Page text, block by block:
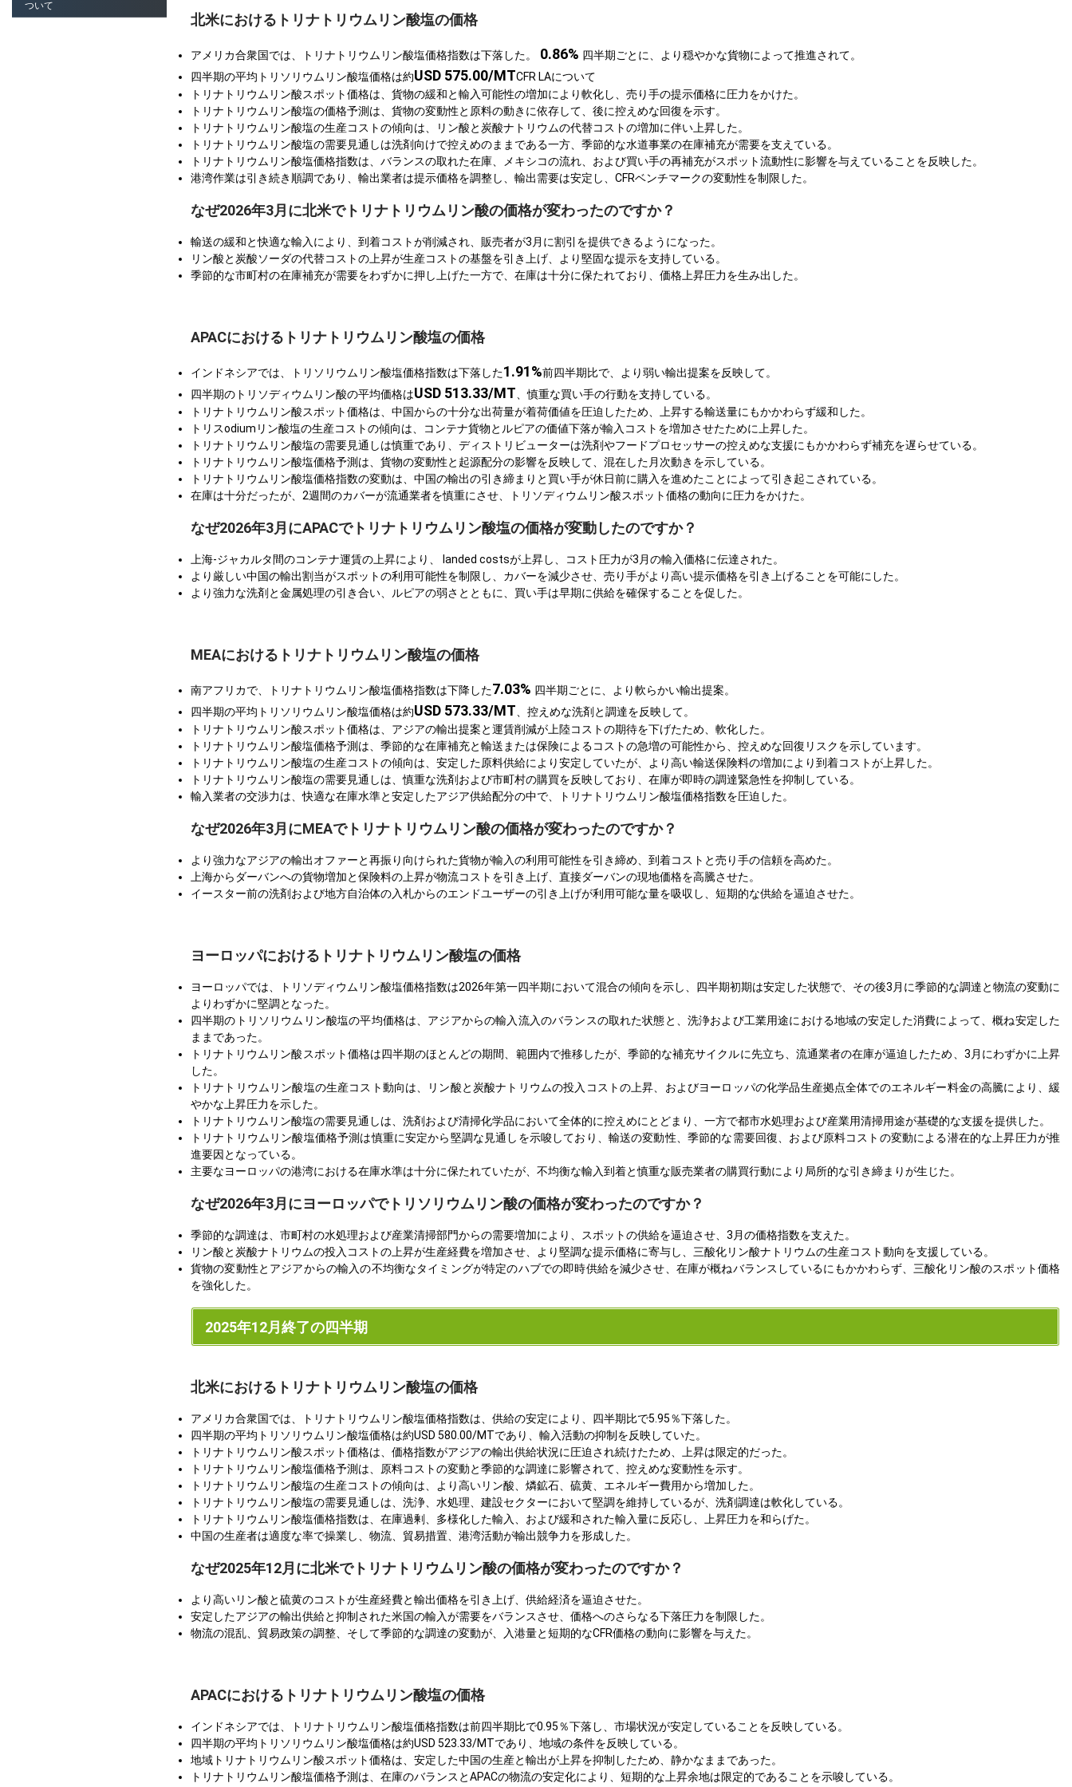
ついて
北米におけるトリナトリウムリン酸塩の価格
アメリカ合衆国では、トリナトリウムリン酸塩価格指数は下落した。 0.86% 四半期ごとに、より穏やかな貨物によって推進されて。
四半期の平均トリソリウムリン酸塩価格は約USD 575.00/MTCFR LAについて
トリナトリウムリン酸スポット価格は、貨物の緩和と輸入可能性の増加により軟化し、売り手の提示価格に圧力をかけた。
トリナトリウムリン酸塩の価格予測は、貨物の変動性と原料の動きに依存して、後に控えめな回復を示す。
トリナトリウムリン酸塩の生産コストの傾向は、リン酸と炭酸ナトリウムの代替コストの増加に伴い上昇した。
トリナトリウムリン酸塩の需要見通しは洗剤向けで控えめのままである一方、季節的な水道事業の在庫補充が需要を支えている。
トリナトリウムリン酸塩価格指数は、バランスの取れた在庫、メキシコの流れ、および買い手の再補充がスポット流動性に影響を与えていることを反映した。
港湾作業は引き続き順調であり、輸出業者は提示価格を調整し、輸出需要は安定し、CFRベンチマークの変動性を制限した。
なぜ2026年3月に北米でトリナトリウムリン酸の価格が変わったのですか？
輸送の緩和と快適な輸入により、到着コストが削減され、販売者が3月に割引を提供できるようになった。
リン酸と炭酸ソーダの代替コストの上昇が生産コストの基盤を引き上げ、より堅固な提示を支持している。
季節的な市町村の在庫補充が需要をわずかに押し上げた一方で、在庫は十分に保たれており、価格上昇圧力を生み出した。
APACにおけるトリナトリウムリン酸塩の価格
インドネシアでは、トリソリウムリン酸塩価格指数は下落した1.91%前四半期比で、より弱い輸出提案を反映して。
四半期のトリソディウムリン酸の平均価格はUSD 513.33/MT 、慎重な買い手の行動を支持している。
トリナトリウムリン酸スポット価格は、中国からの十分な出荷量が着荷価値を圧迫したため、上昇する輸送量にもかかわらず緩和した。
トリスodiumリン酸塩の生産コストの傾向は、コンテナ貨物とルピアの価値下落が輸入コストを増加させたために上昇した。
トリナトリウムリン酸塩の需要見通しは慎重であり、ディストリビューターは洗剤やフードプロセッサーの控えめな支援にもかかわらず補充を遅らせている。
トリナトリウムリン酸塩価格予測は、貨物の変動性と起源配分の影響を反映して、混在した月次動きを示している。
トリナトリウムリン酸塩価格指数の変動は、中国の輸出の引き締まりと買い手が休日前に購入を進めたことによって引き起こされている。
在庫は十分だったが、2週間のカバーが流通業者を慎重にさせ、トリソディウムリン酸スポット価格の動向に圧力をかけた。
なぜ2026年3月にAPACでトリナトリウムリン酸塩の価格が変動したのですか？
上海-ジャカルタ間のコンテナ運賃の上昇により、 landed costsが上昇し、コスト圧力が3月の輸入価格に伝達された。
より厳しい中国の輸出割当がスポットの利用可能性を制限し、カバーを減少させ、売り手がより高い提示価格を引き上げることを可能にした。
より強力な洗剤と金属処理の引き合い、ルピアの弱さとともに、買い手は早期に供給を確保することを促した。
MEAにおけるトリナトリウムリン酸塩の価格
南アフリカで、トリナトリウムリン酸塩価格指数は下降した7.03% 四半期ごとに、より軟らかい輸出提案。
四半期の平均トリソリウムリン酸塩価格は約USD 573.33/MT 、控えめな洗剤と調達を反映して。
トリナトリウムリン酸スポット価格は、アジアの輸出提案と運賃削減が上陸コストの期待を下げたため、軟化した。
トリナトリウムリン酸塩価格予測は、季節的な在庫補充と輸送または保険によるコストの急増の可能性から、控えめな回復リスクを示しています。
トリナトリウムリン酸塩の生産コストの傾向は、安定した原料供給により安定していたが、より高い輸送保険料の増加により到着コストが上昇した。
トリナトリウムリン酸塩の需要見通しは、慎重な洗剤および市町村の購買を反映しており、在庫が即時の調達緊急性を抑制している。
輸入業者の交渉力は、快適な在庫水準と安定したアジア供給配分の中で、トリナトリウムリン酸塩価格指数を圧迫した。
なぜ2026年3月にMEAでトリナトリウムリン酸の価格が変わったのですか？
より強力なアジアの輸出オファーと再振り向けられた貨物が輸入の利用可能性を引き締め、到着コストと売り手の信頼を高めた。
上海からダーバンへの貨物増加と保険料の上昇が物流コストを引き上げ、直接ダーバンの現地価格を高騰させた。
イースター前の洗剤および地方自治体の入札からのエンドユーザーの引き上げが利用可能な量を吸収し、短期的な供給を逼迫させた。
ヨーロッパにおけるトリナトリウムリン酸塩の価格
ヨーロッパでは、トリソディウムリン酸塩価格指数は2026年第一四半期において混合の傾向を示し、四半期初期は安定した状態で、その後3月に季節的な調達と物流の変動に
よりわずかに堅調となった。
四半期のトリソリウムリン酸塩の平均価格は、アジアからの輸入流入のバランスの取れた状態と、洗浄および工業用途における地域の安定した消費によって、概ね安定した
ままであった。
トリナトリウムリン酸スポット価格は四半期のほとんどの期間、範囲内で推移したが、季節的な補充サイクルに先立ち、流通業者の在庫が逼迫したため、3月にわずかに上昇
した。
トリナトリウムリン酸塩の生産コスト動向は、リン酸と炭酸ナトリウムの投入コストの上昇、およびヨーロッパの化学品生産拠点全体でのエネルギー料金の高騰により、緩
やかな上昇圧力を示した。
トリナトリウムリン酸塩の需要見通しは、洗剤および清掃化学品において全体的に控えめにとどまり、一方で都市水処理および産業用清掃用途が基礎的な支援を提供した。
トリナトリウムリン酸塩価格予測は慎重に安定から堅調な見通しを示唆しており、輸送の変動性、季節的な需要回復、および原料コストの変動による潜在的な上昇圧力が推
進要因となっている。
主要なヨーロッパの港湾における在庫水準は十分に保たれていたが、不均衡な輸入到着と慎重な販売業者の購買行動により局所的な引き締まりが生じた。
なぜ2026年3月にヨーロッパでトリソリウムリン酸の価格が変わったのですか？
季節的な調達は、市町村の水処理および産業清掃部門からの需要増加により、スポットの供給を逼迫させ、3月の価格指数を支えた。
リン酸と炭酸ナトリウムの投入コストの上昇が生産経費を増加させ、より堅調な提示価格に寄与し、三酸化リン酸ナトリウムの生産コスト動向を支援している。
貨物の変動性とアジアからの輸入の不均衡なタイミングが特定のハブでの即時供給を減少させ、在庫が概ねバランスしているにもかかわらず、三酸化リン酸のスポット価格
を強化した。
2025年12月終了の四半期
北米におけるトリナトリウムリン酸塩の価格
アメリカ合衆国では、トリナトリウムリン酸塩価格指数は、供給の安定により、四半期比で5.95％下落した。
四半期の平均トリソリウムリン酸塩価格は約USD 580.00/MTであり、輸入活動の抑制を反映していた。
トリナトリウムリン酸スポット価格は、価格指数がアジアの輸出供給状況に圧迫され続けたため、上昇は限定的だった。
トリナトリウムリン酸塩価格予測は、原料コストの変動と季節的な調達に影響されて、控えめな変動性を示す。
トリナトリウムリン酸塩の生産コストの傾向は、より高いリン酸、燐鉱石、硫黄、エネルギー費用から増加した。
トリナトリウムリン酸塩の需要見通しは、洗浄、水処理、建設セクターにおいて堅調を維持しているが、洗剤調達は軟化している。
トリナトリウムリン酸塩価格指数は、在庫過剰、多様化した輸入、および緩和された輸入量に反応し、上昇圧力を和らげた。
中国の生産者は適度な率で操業し、物流、貿易措置、港湾活動が輸出競争力を形成した。
なぜ2025年12月に北米でトリナトリウムリン酸の価格が変わったのですか？
より高いリン酸と硫黄のコストが生産経費と輸出価格を引き上げ、供給経済を逼迫させた。
安定したアジアの輸出供給と抑制された米国の輸入が需要をバランスさせ、価格へのさらなる下落圧力を制限した。
物流の混乱、貿易政策の調整、そして季節的な調達の変動が、入港量と短期的なCFR価格の動向に影響を与えた。
APACにおけるトリナトリウムリン酸塩の価格
インドネシアでは、トリナトリウムリン酸塩価格指数は前四半期比で0.95％下落し、市場状況が安定していることを反映している。
四半期の平均トリソリウムリン酸塩価格は約USD 523.33/MTであり、地域の条件を反映している。
地域トリナトリウムリン酸スポット価格は、安定した中国の生産と輸出が上昇を抑制したため、静かなままであった。
トリナトリウムリン酸塩価格予測は、在庫のバランスとAPACの物流の安定化により、短期的な上昇余地は限定的であることを示唆している。